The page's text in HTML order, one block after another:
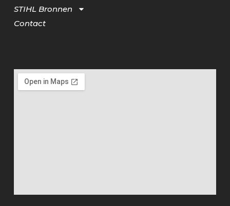
STIHL Bronnen
Contact